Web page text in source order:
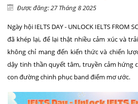
Được đăng: 27 Tháng 8 2025
Ngày hội IELTS DAY - UNLOCK IELTS FROM
đã khép lại, để lại thật nhiều cảm xúc và
không chỉ mang đến kiến thức và chiến
dậy tinh thần quyết tâm, truyền cảm hứng
con đường chinh phục band điểm mơ ước.